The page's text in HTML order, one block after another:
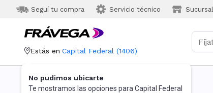
Seguí tu compra Servicio técnico
Estás en Capital Federal (1406)
No pudimos ubicarte
Te mostramos las opciones para Capital Federal